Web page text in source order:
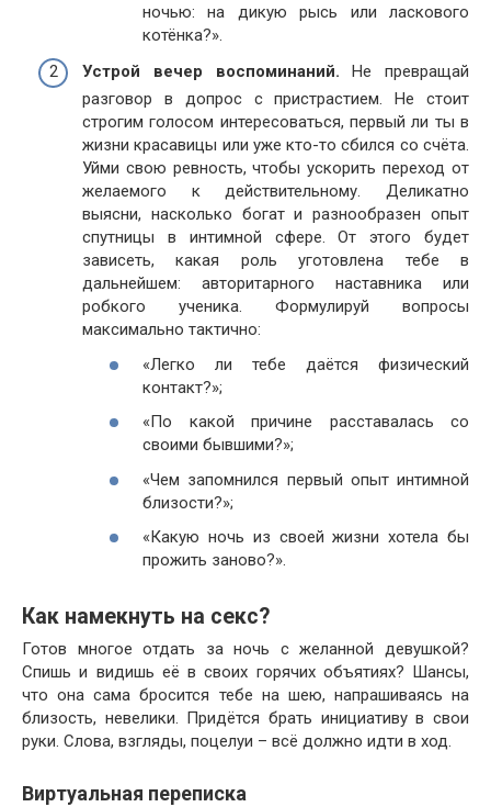
ночью: на дикую рысь или ласкового
котёнка?».
Устрой вечер воспоминаний. Не превращай
разговор в допрос с пристрастием. Не стоит
строгим голосом интересоваться, первый ли ты в
жизни красавицы или уже кто-то сбился со счёта.
Уйми свою ревность, чтобы ускорить переход от
желаемого к действительному. Деликатно
выясни, насколько богат и разнообразен опыт
спутницы в интимной сфере. От этого будет
зависеть, какая роль уготовлена тебе в
дальнейшем: авторитарного наставника или
робкого ученика. Формулируй вопросы
максимально тактично:
«Легко ли тебе даётся физический
контакт?»;
«По какой причине расставалась со
своими бывшими?»;
«Чем запомнился первый опыт интимной
близости?»;
«Какую ночь из своей жизни хотела бы
прожить заново?».
Как намекнуть на секс?
Готов многое отдать за ночь с желанной девушкой?
Спишь и видишь её в своих горячих объятиях? Шансы,
что она сама бросится тебе на шею, напрашиваясь на
близость, невелики. Придётся брать инициативу в свои
руки. Слова, взгляды, поцелуи – всё должно идти в ход.
Виртуальная переписка